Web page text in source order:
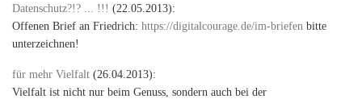
Datenschutz?!? ... !!! (22.05.2013):
Offenen Brief an Friedrich: https://digitalcourage.de/im-briefen bitte
unterzeichnen!
für mehr Vielfalt (26.04.2013):
Vielfalt ist nicht nur beim Genuss, sondern auch bei der